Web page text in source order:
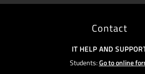
Contact
IT HELP AND
Students:Go to online